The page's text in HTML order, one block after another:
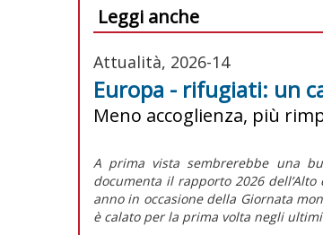
Leggi anche
Attualità, 2026-14
Europa - rifugiati: un
Meno accoglienza, più
A prima vista sembrerebbe una
documenta il rapporto 2026
anno in occasione della Giornata
è calato per la prima volta negli